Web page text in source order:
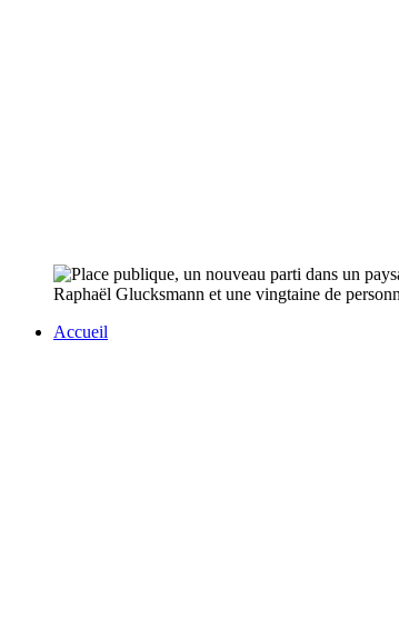
Raphaël Glucksmann et une vingtaine de
Accueil